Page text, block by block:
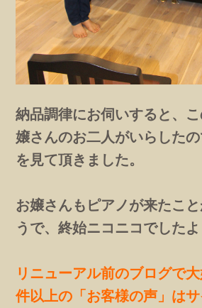
納品調律にお伺いすると、
嬢さんのお二人がいらした
を見て頂きました。
お嬢さんもピアノが来たこ
うで、終始ニコニコでしたよ
リニューアル前のブログで
件以上の「お客様の声」は